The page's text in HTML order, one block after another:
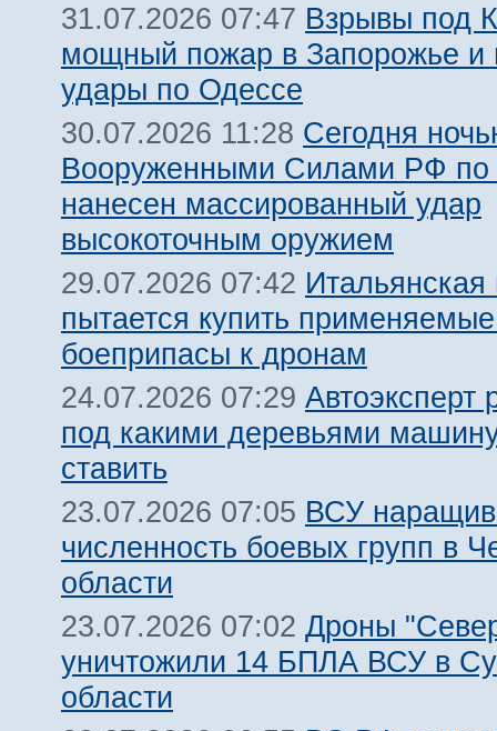
31.07.2026 07:47 Взрывы под
мощный пожар в Запорожье и
удары по Одессе
30.07.2026 11:28 Сегодня
Вооруженными Силами РФ по
нанесен массированный удар
высокоточным оружием
29.07.2026 07:42
пытается купить
боеприпасы к дронам
24.07.2026 07:29 Автоэксперт
под какими деревьями
ставить
23.07.2026 07:05 ВСУ
численность боевых групп в
области
23.07.2026 07:02 Дроны
уничтожили 14 БПЛА ВСУ в
области